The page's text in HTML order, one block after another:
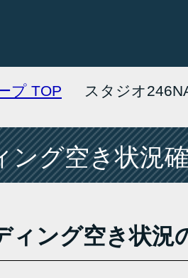
プ TOP スタジオ
ング空き状況
ィング空き状況